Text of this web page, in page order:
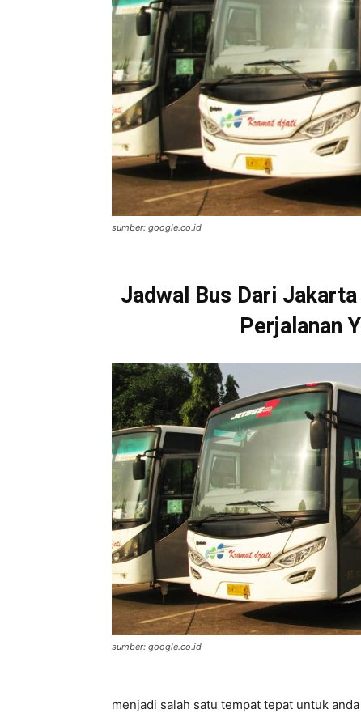
sumber: google.co.id
Jadwal Bus Dari
Perjalanan
sumber: google.co.id
menjadi salah satu tempat tepat untuk